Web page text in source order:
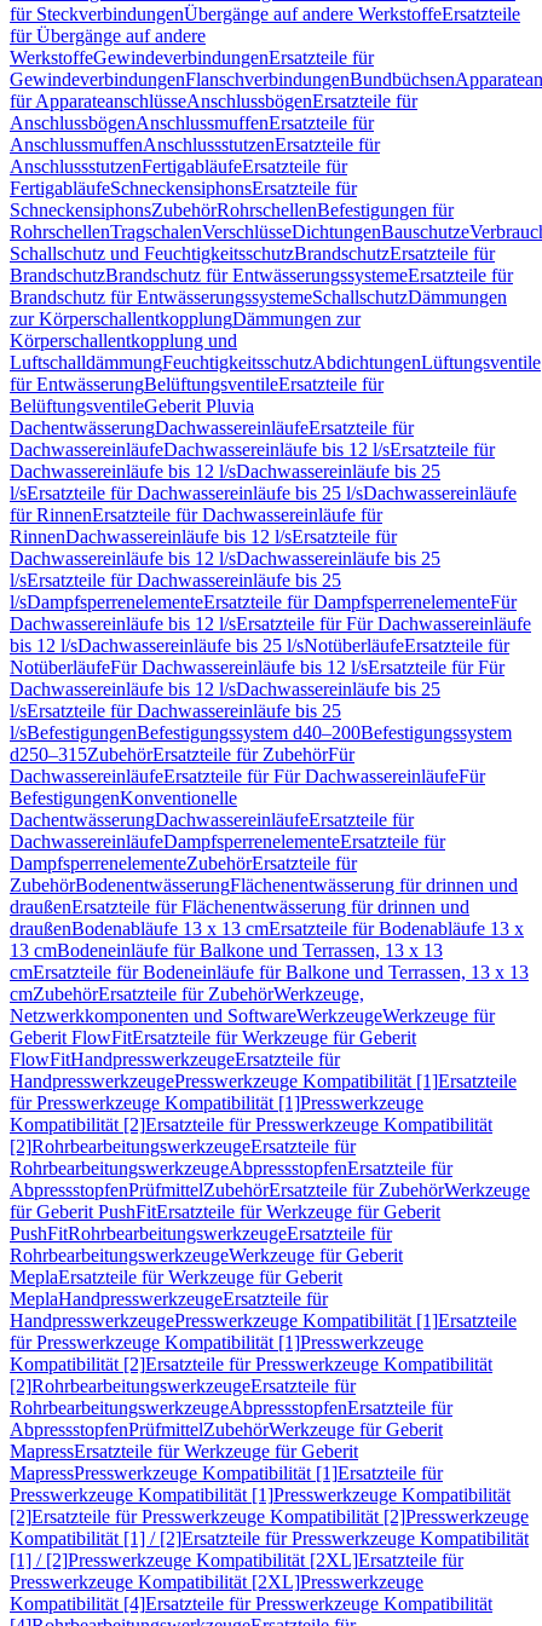
für SteckverbindungenÜbergänge auf andere WerkstoffeErsatzteile
für Übergänge auf andere
WerkstoffeGewindeverbindungenErsatzteile für
GewindeverbindungenFlanschverbindungenBundbüchsen
für ApparateanschlüsseAnschlussbögenErsatzteile für
AnschlussbögenAnschlussmuffenErsatzteile für
AnschlussmuffenAnschlussstutzenErsatzteile für
AnschlussstutzenFertigabläufeErsatzteile für
FertigabläufeSchneckensiphonsErsatzteile für
SchneckensiphonsZubehörRohrschellenBefestigungen für
RohrschellenTragschalenVerschlüsseDichtungenBauschutze
Schallschutz und FeuchtigkeitsschutzBrandschutzErsatzteile für
BrandschutzBrandschutz für EntwässerungssystemeErsatzteile für
Brandschutz für EntwässerungssystemeSchallschutzDämmungen
zur KörperschallentkopplungDämmungen zur
Körperschallentkopplung und
LuftschalldämmungFeuchtigkeitsschutzAbdichtungenLüftungsventile
für EntwässerungBelüftungsventileErsatzteile für
BelüftungsventileGeberit Pluvia
DachentwässerungDachwassereinläufeErsatzteile für
DachwassereinläufeDachwassereinläufe bis 12 l/sErsatzteile für
Dachwassereinläufe bis 12 l/sDachwassereinläufe bis 25
l/sErsatzteile für Dachwassereinläufe bis 25 l/sDachwassereinläufe
für RinnenErsatzteile für Dachwassereinläufe für
RinnenDachwassereinläufe bis 12 l/sErsatzteile für
Dachwassereinläufe bis 12 l/sDachwassereinläufe bis 25
l/sErsatzteile für Dachwassereinläufe bis 25
l/sDampfsperrenelementeErsatzteile für DampfsperrenelementeFür
Dachwassereinläufe bis 12 l/sErsatzteile für Für Dachwassereinläufe
bis 12 l/sDachwassereinläufe bis 25 l/sNotüberläufeErsatzteile für
NotüberläufeFür Dachwassereinläufe bis 12 l/sErsatzteile für Für
Dachwassereinläufe bis 12 l/sDachwassereinläufe bis 25
l/sErsatzteile für Dachwassereinläufe bis 25
l/sBefestigungenBefestigungssystem d40–200Befestigungssystem
d250–315ZubehörErsatzteile für ZubehörFür
DachwassereinläufeErsatzteile für Für DachwassereinläufeFür
BefestigungenKonventionelle
DachentwässerungDachwassereinläufeErsatzteile für
DachwassereinläufeDampfsperrenelementeErsatzteile für
DampfsperrenelementeZubehörErsatzteile für
ZubehörBodenentwässerungFlächenentwässerung für drinnen und
draußenErsatzteile für Flächenentwässerung für drinnen und
draußenBodenabläufe 13 x 13 cmErsatzteile für Bodenabläufe 13 x
13 cmBodeneinläufe für Balkone und Terrassen, 13 x 13
cmErsatzteile für Bodeneinläufe für Balkone und Terrassen, 13 x 13
cmZubehörErsatzteile für ZubehörWerkzeuge,
Netzwerkkomponenten und SoftwareWerkzeugeWerkzeuge für
Geberit FlowFitErsatzteile für Werkzeuge für Geberit
FlowFitHandpresswerkzeugeErsatzteile für
HandpresswerkzeugePresswerkzeuge Kompatibilität [1]Ersatzteile
für Presswerkzeuge Kompatibilität [1]Presswerkzeuge
Kompatibilität [2]Ersatzteile für Presswerkzeuge Kompatibilität
[2]RohrbearbeitungswerkzeugeErsatzteile für
RohrbearbeitungswerkzeugeAbpressstopfenErsatzteile für
AbpressstopfenPrüfmittelZubehörErsatzteile für ZubehörWerkzeuge
für Geberit PushFitErsatzteile für Werkzeuge für Geberit
PushFitRohrbearbeitungswerkzeugeErsatzteile für
RohrbearbeitungswerkzeugeWerkzeuge für Geberit
MeplaErsatzteile für Werkzeuge für Geberit
MeplaHandpresswerkzeugeErsatzteile für
HandpresswerkzeugePresswerkzeuge Kompatibilität [1]Ersatzteile
für Presswerkzeuge Kompatibilität [1]Presswerkzeuge
Kompatibilität [2]Ersatzteile für Presswerkzeuge Kompatibilität
[2]RohrbearbeitungswerkzeugeErsatzteile für
RohrbearbeitungswerkzeugeAbpressstopfenErsatzteile für
AbpressstopfenPrüfmittelZubehörWerkzeuge für Geberit
MapressErsatzteile für Werkzeuge für Geberit
MapressPresswerkzeuge Kompatibilität [1]Ersatzteile für
Presswerkzeuge Kompatibilität [1]Presswerkzeuge Kompatibilität
[2]Ersatzteile für Presswerkzeuge Kompatibilität [2]Presswerkzeuge
Kompatibilität [1] / [2]Ersatzteile für Presswerkzeuge Kompatibilität
[1] / [2]Presswerkzeuge Kompatibilität [2XL]Ersatzteile für
Presswerkzeuge Kompatibilität [2XL]Presswerkzeuge
Kompatibilität [4]Ersatzteile für Presswerkzeuge Kompatibilität